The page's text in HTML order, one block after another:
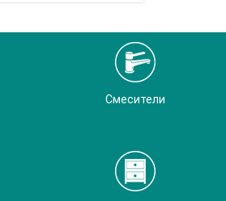
Смесители